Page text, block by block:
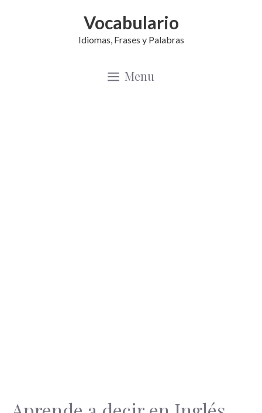
Vocabulario
Idiomas, Frases y Palabras
Menu